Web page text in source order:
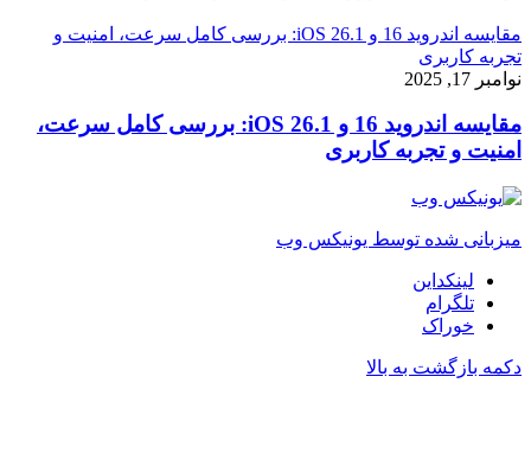
مقایسه اندروید 16 و iOS 26.1: بررسی کامل سرعت، امنیت و
تجربه کاربری
نوامبر 17, 2025
مقایسه اندروید 16 و iOS 26.1: بررسی کامل سرعت،
امنیت و تجربه کاربری
میزبانی شده توسط یونیکس وب
لینکداین
تلگرام
خوراک
دکمه بازگشت به بالا